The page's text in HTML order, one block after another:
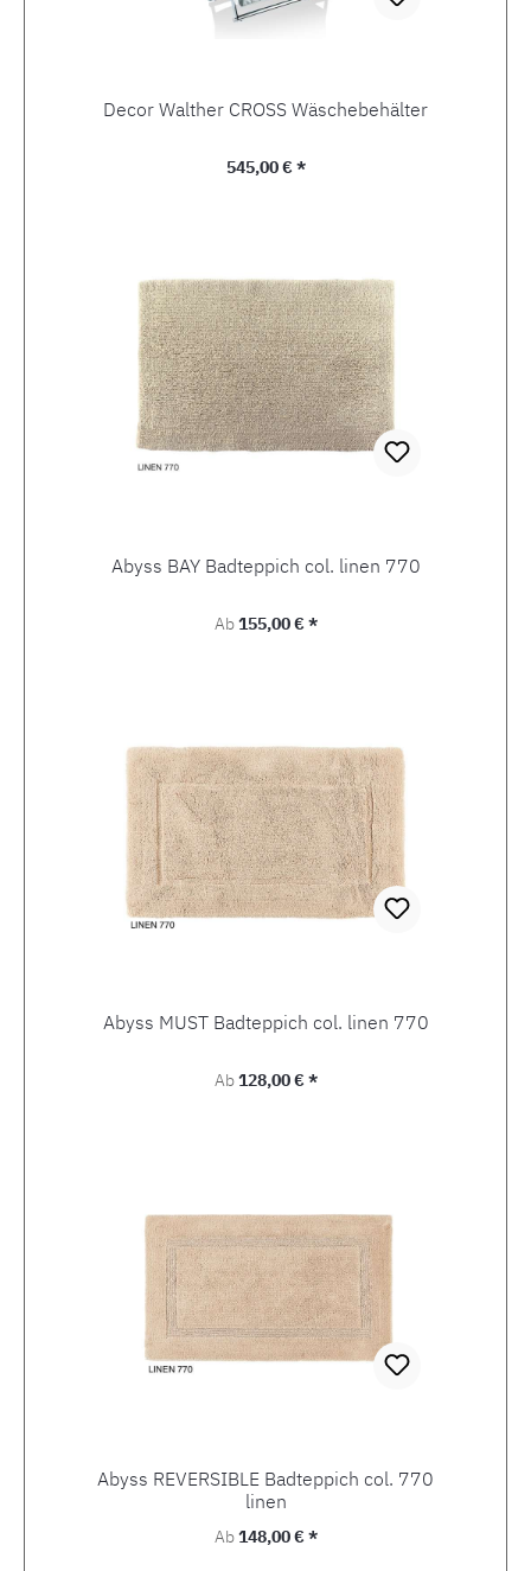
Decor Walther CROSS Wäschebehälter
Regulärer Preis:
545,00 € *
Abyss BAY Badteppich col. linen 770
Regulärer Preis:
Ab155,00 € *
Abyss MUST Badteppich col. linen 770
Regulärer Preis:
Ab128,00 € *
Abyss REVERSIBLE Badteppich col. 770
linen
Regulärer Preis:
Ab148,00 € *